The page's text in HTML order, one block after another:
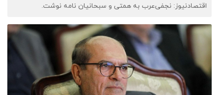
اقتصادنیوز: نجفی‌عرب به همتی و سبحانیان نامه نوشت.